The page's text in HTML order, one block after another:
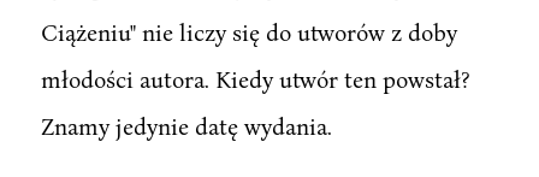
Ciążeniu" nie liczy się do utworów z doby
młodości autora. Kiedy utwór ten powstał?
Znamy jedynie datę wydania.